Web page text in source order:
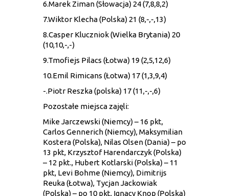
6.Marek Ziman (Słowacja) 24 (7,8,8,2)
7.Wiktor Klecha (Polska) 21 (8,-,-,13)
8.Casper Kluczniok (Wielka Brytania) 20
(10,10,-,-)
9.Tmofiejs Pilacs (Łotwa) 19 (2,5,12,6)
10.Emil Rimicans (Łotwa) 17 (1,3,9,4)
-.Piotr Reszka (polska) 17 (11,-,-,6)
Pozostałe miejsca zajęli:
Mike Jarczewski (Niemcy) – 16 pkt,
Carlos Gennerich (Niemcy), Maksymilian
Kostera (Polska), Nilas Olsen (Dania) – po
13 pkt, Krzysztof Harendarczyk (Polska)
– 12 pkt., Hubert Kotlarski (Polska) – 11
pkt, Levi Bohme (Niemcy), Dimitrijs
Reuka (Łotwa), Tycjan Jackowiak
(Polska) – po 10 pkt, Ignacy Knop (Polska)